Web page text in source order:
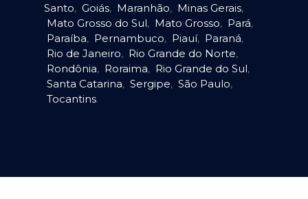
Santo, Goiás, Maranhão, Minas Gerais,
Mato Grosso do Sul, Mato Grosso, Pará,
Paraíba, Pernambuco, Piauí, Paraná,
Rio de Janeiro, Rio Grande do Norte,
Rondônia, Roraima, Rio Grande do Sul,
Santa Catarina, Sergipe, São Paulo,
Tocantins.